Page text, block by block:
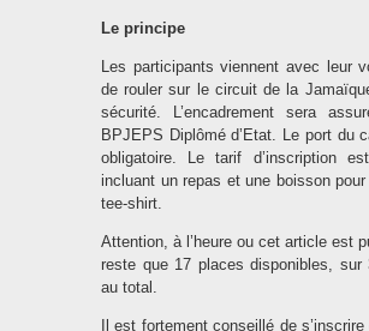
Le principe
Les participants viennent avec leur
de rouler sur le circuit de la
sécurité. L’encadrement sera
BPJEPS Diplômé d’Etat. Le port du
obligatoire. Le tarif d’inscription
incluant un repas et une boisson
tee-shirt.
Attention, à l’heure ou cet article est
reste que 17 places disponibles, sur
au total.
Il est fortement conseillé de